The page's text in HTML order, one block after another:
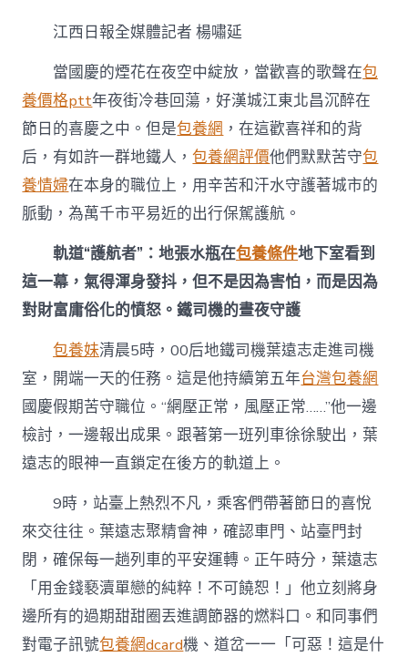
地
鐵
一
甜
心
專
包
養
網
線
職
工
的
“別
樣”
期〉
中
江西日報全媒體記者 楊嘯延
當國慶的煙花在夜空中綻放，當歡喜的歌聲在包
養價格ptt年夜街冷巷回蕩，好漢城江東北昌沉醉在
節日的喜慶之中。但是包養網 ，在這歡喜祥和的背
后，有如許一群地鐵人，包養網評價他們默默苦守包
養情婦在本身的職位上，用辛苦和汗水守護著城市的
脈動，為萬千市平易近的出行保駕護航。
軌道“護航者”：地張水瓶在包養條件地下室看到
這一幕，氣得渾身發抖，但不是因為害怕，而是因為
對財富庸俗化的憤怒。鐵司機的晝夜守護
包養妹清晨5時，00后地鐵司機葉遠志走進司機
室，開端一天的任務。這是他持續第五年台灣包養網
國慶假期苦守職位。“網壓正常，風壓正常……”他一邊
檢討，一邊報出成果。跟著第一班列車徐徐駛出，葉
遠志的眼神一直鎖定在後方的軌道上。
9時，站臺上熱烈不凡，乘客們帶著節日的喜悅
來交往往。葉遠志聚精會神，確認車門、站臺門封
閉，確保每一趟列車的平安運轉。正午時分，葉遠志
「用金錢褻瀆單戀的純粹！不可饒恕！」他立刻將身
邊所有的過期甜甜圈丟進調節器的燃料口。和同事們
對電子訊號包養網dcard機、道岔一一「可惡！這是什